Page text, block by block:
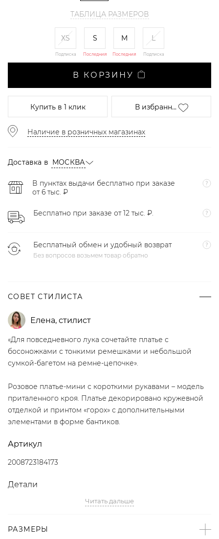
ТАБЛИЦА РАЗМЕРОВ
XS
Подписка
S
Последний
M
Последний
L
Подписка
В КОРЗИНУ
Купитьв 1 клик В избранн...
Наличие в розничных магазинах
Доставка в МОСКВА
В пунктах выдачи бесплатно при заказе
от 6 тыс. ₽
Бесплатно при заказе от 12 тыс. ₽.
Бесплатный обмен и удобный возврат
Без вопросов возьмем товар обратно
СОВЕТ СТИЛИСТА
Елена, стилист
«Для повседневного лука сочетайте платье с
босоножками с тонкими ремешками и небольшой
сумкой-багетом на ремне-цепочке».
Розовое платье-мини с короткими рукавами – модель
приталенного кроя. Платье декорировано кружевной
отделкой и принтом «горох» с дополнительными
элементами в форме бантиков.
Артикул
2008723184173
Детали
– Дизайн: Санкт-Петербург, Россия;
– Розовый цвет;
Читать дальше
РАЗМЕРЫ